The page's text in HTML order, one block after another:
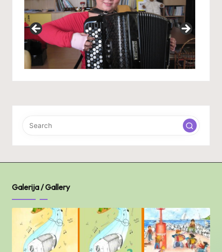
Galerija / Gallery